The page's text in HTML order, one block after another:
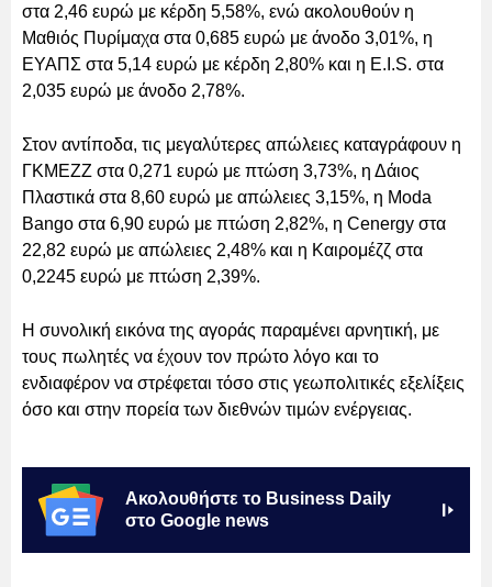
στα 2,46 ευρώ με κέρδη 5,58%, ενώ ακολουθούν η
Μαθιός Πυρίμαχα στα 0,685 ευρώ με άνοδο 3,01%, η
ΕΥΑΠΣ στα 5,14 ευρώ με κέρδη 2,80% και η E.I.S. στα
2,035 ευρώ με άνοδο 2,78%.
Στον αντίποδα, τις μεγαλύτερες απώλειες καταγράφουν η
ΓΚΜΕΖΖ στα 0,271 ευρώ με πτώση 3,73%, η Δάιος
Πλαστικά στα 8,60 ευρώ με απώλειες 3,15%, η Moda
Bango στα 6,90 ευρώ με πτώση 2,82%, η Cenergy στα
22,82 ευρώ με απώλειες 2,48% και η Καιρομέζζ στα
0,2245 ευρώ με πτώση 2,39%.
Η συνολική εικόνα της αγοράς παραμένει αρνητική, με
τους πωλητές να έχουν τον πρώτο λόγο και το
ενδιαφέρον να στρέφεται τόσο στις γεωπολιτικές εξελίξεις
όσο και στην πορεία των διεθνών τιμών ενέργειας.
Ακολουθήστε το Business Daily
στο Google news